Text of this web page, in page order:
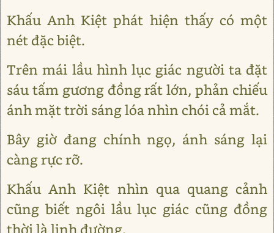
Khấu Anh Kiệt phát hiện thấy có một
nét đặc biệt.
Trên mái lầu hình lục giác người ta đặt
sáu tấm gương đồng rất lớn, phản chiếu
ánh mặt trời sáng lóa nhìn chói cả mắt.
Bây giờ đang chính ngọ, ánh sáng lại
càng rực rỡ.
Khấu Anh Kiệt nhìn qua quang cảnh
cũng biết ngôi lầu lục giác cũng đồng
thời là linh đường.